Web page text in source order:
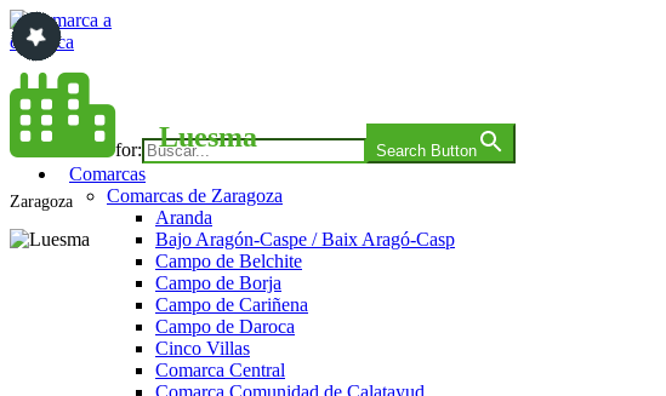
Saltar
al
contenido
Comarca a comarca
Search for: Search Button
Comarcas
Comarcas de Zaragoza
Aranda
Bajo Aragón-Caspe / Baix Aragó-Casp
Campo de Belchite
Campo de Borja
Campo de Cariñena
Campo de Daroca
Cinco Villas
Comarca Central
Comarca Comunidad de Calatayud
Luesma
Zaragoza